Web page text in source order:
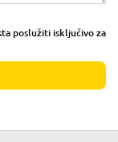
poslužiti isključivo za